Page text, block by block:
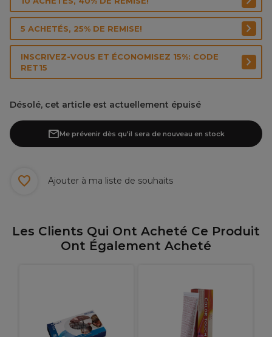
5 ACHETÉS, 25% DE REMISE!
INSCRIVEZ-VOUS ET ÉCONOMISEZ 15%: CODE
RET15
Désolé, cet article est actuellement épuisé
Me prévenir dès qu’il sera de nouveau en stock
Ajouter à ma liste de souhaits
Les Clients Qui Ont Acheté Ce Produit
Ont Également Acheté